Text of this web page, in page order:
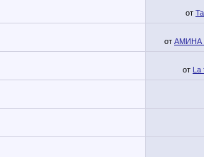
от
от АМИНА
от La